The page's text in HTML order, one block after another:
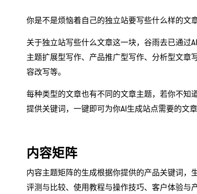
你是不是烦恼着自己的独立站要写些什么样的文
关于独立站写些什么文章这一块，谷雨去已通过
主题扩展型写作、产品推广型写作、分析型文章
容改写等。
每种类型的文章也有不同的文章主题，若你不知
提供关键词，一键即可为你AI生成站点需要的文章
内容矩阵
内容主题矩阵的生成根据你提供的产品关键词
评测与比较、使用教程与操作技巧、客户体验与